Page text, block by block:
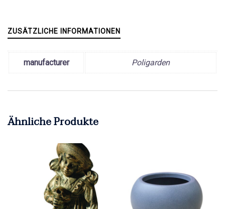
ZUSÄTZLICHE INFORMATIONEN
manufacturer Poligarden
Ähnliche Produkte